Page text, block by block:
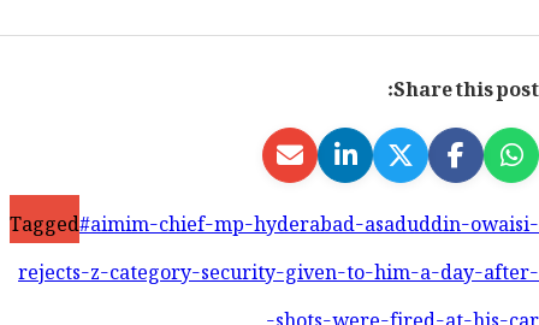
Share this post:
Tagged#aimim-chief-mp-hyderabad-asaduddin-owaisi-
rejects-z-category-security-given-to-him-a-day-after-
shots-were-fired-at-his-car-